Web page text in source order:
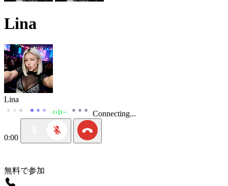
Lina
Lina
Connecting...
0:00
無料で参加